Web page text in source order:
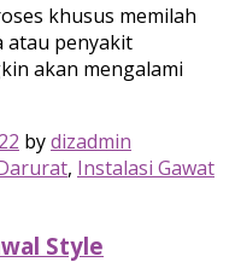
khusus memilah
atau penyakit
akan mengalami
bydizadmin
, Instalasi Gawat
Style